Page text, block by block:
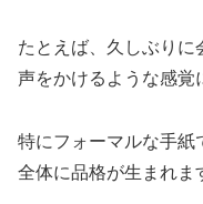
たとえば、久しぶりに
声をかけるような感覚
特にフォーマルな手紙
全体に品格が生まれま